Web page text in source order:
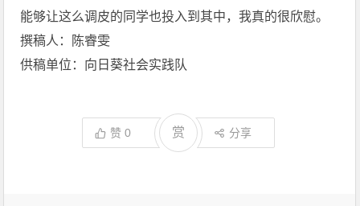
能够让这么调皮的同学也投入到其中，我真的很欣慰。
撰稿人：陈睿雯
供稿单位：向日葵社会实践队
赞0 赏 分享